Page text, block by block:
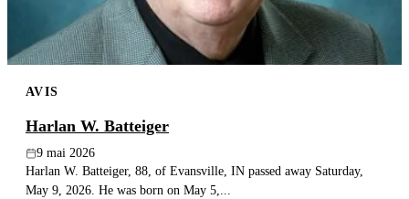
AVIS
Harlan W. Batteiger
9 mai 2026
Harlan W. Batteiger, 88, of Evansville, IN passed away Saturday,
May 9, 2026. He was born on May 5,...